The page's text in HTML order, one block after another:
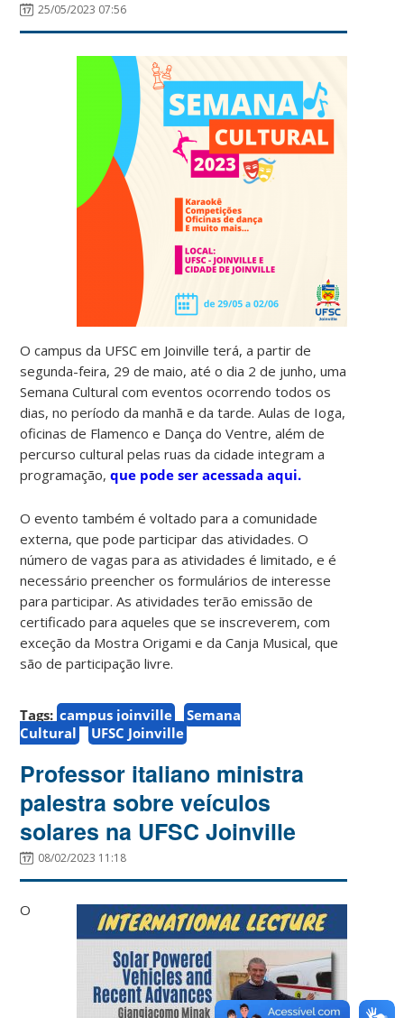
25/05/2023 07:56
O campus da UFSC em Joinville terá, a partir de
segunda-feira, 29 de maio, até o dia 2 de junho, uma
Semana Cultural com eventos ocorrendo todos os
dias, no período da manhã e da tarde. Aulas de Ioga,
oficinas de Flamenco e Dança do Ventre, além de
percurso cultural pelas ruas da cidade integram a
programação,que pode ser acessada aqui.
O evento também é voltado para a comunidade
externa, que pode participar das atividades. O
número de vagas para as atividades é limitado, e é
necessário preencher os formulários de interesse
para participar. As atividades terão emissão de
certificado para aqueles que se inscreverem, com
exceção da Mostra Origami e da Canja Musical, que
são de participação livre.
Tags: campus joinville
Semana
Cultural
UFSC Joinville
Professor italiano ministra
palestra sobre veículos
solares na UFSC Joinville
08/02/2023 11:18
O